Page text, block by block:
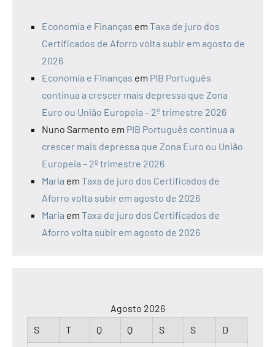
Economia e Finanças em Taxa de juro dos
Certificados de Aforro volta subir em agosto de
2026
Economia e Finanças em PIB Português
continua a crescer mais depressa que Zona
Euro ou União Europeia – 2º trimestre 2026
Nuno Sarmento em PIB Português continua a
crescer mais depressa que Zona Euro ou União
Europeia – 2º trimestre 2026
Maria em Taxa de juro dos Certificados de
Aforro volta subir em agosto de 2026
Maria em Taxa de juro dos Certificados de
Aforro volta subir em agosto de 2026
Agosto 2026
S
T Q Q S S D